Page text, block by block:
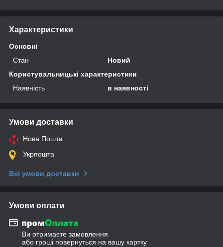
Характеристики
Основні
Стан
Новий
Користувальницькі характеристики
Наявність
в наявності
Умови доставки
Нова Пошта
Укрпошта
Всі умови доставки
Умови оплати
Ви отримаєте замовлення
або гроші повернуться на вашу картку